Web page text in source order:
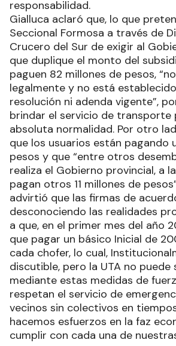
responsabilidad.
Gialluca aclaró que, lo que
Seccional Formosa a través de
Crucero del Sur de exigir al
que duplique el monto del
paguen 82 millones de pesos,
legalmente y no está
resolución ni adenda vigente”,
brindar el servicio de transporte
absoluta normalidad. Por otro
que los usuarios están pagando
pesos y que “entre otros
realiza el Gobierno provincial, a
pagan otros 11 millones de
advirtió que las firmas de
desconociendo las realidades
a que, en el primer mes del año
que pagar un básico Inicial de
cada chofer, lo cual,
discutible, pero la UTA no puede
mediante estas medidas de
respetan el servicio de
vecinos sin colectivos en
hacemos esfuerzos en la faz
cumplir con cada una de